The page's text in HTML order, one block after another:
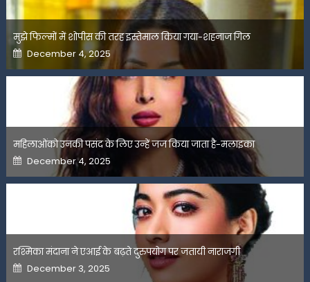
मुझे फिल्मों में शोपीस की तरह इस्तेमाल किया गया-शहनाज गिल
Posted
on
December 4, 2025
महिलाओंको उनकी पसंद के लिए उन्हें जज किया जाता है-मलाइका
Posted
on
December 4, 2025
रश्मिका मंदाना ने एआई के बढ़ते दुरुपयोग पर जतायी नाराजगी
Posted
on
December 3, 2025